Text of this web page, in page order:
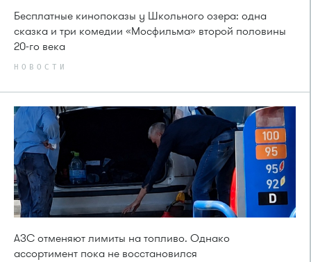
Бесплатные кинопоказы у Школьного озера: одна
сказка и три комедии «Мосфильма» второй половины
20-го века
НОВОСТИ
АЗС отменяют лимиты на топливо. Однако
ассортимент пока не восстановился